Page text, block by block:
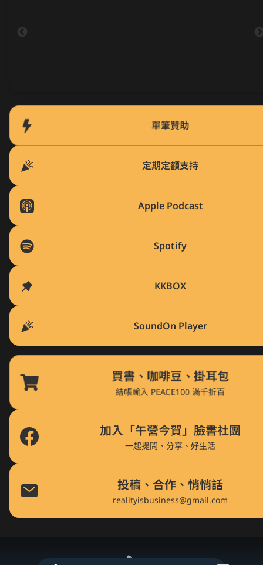
單筆贊助
定期定額支持
Apple Podcast
Spotify
KKBOX
SoundOn Player
買書、咖啡豆、掛耳包
結帳輸入 PEACE100 滿千折百
加入「午營今賀」臉書社團
一起提問、分享、好生活
投稿、合作、悄悄話
realityisbusiness@gmail.com